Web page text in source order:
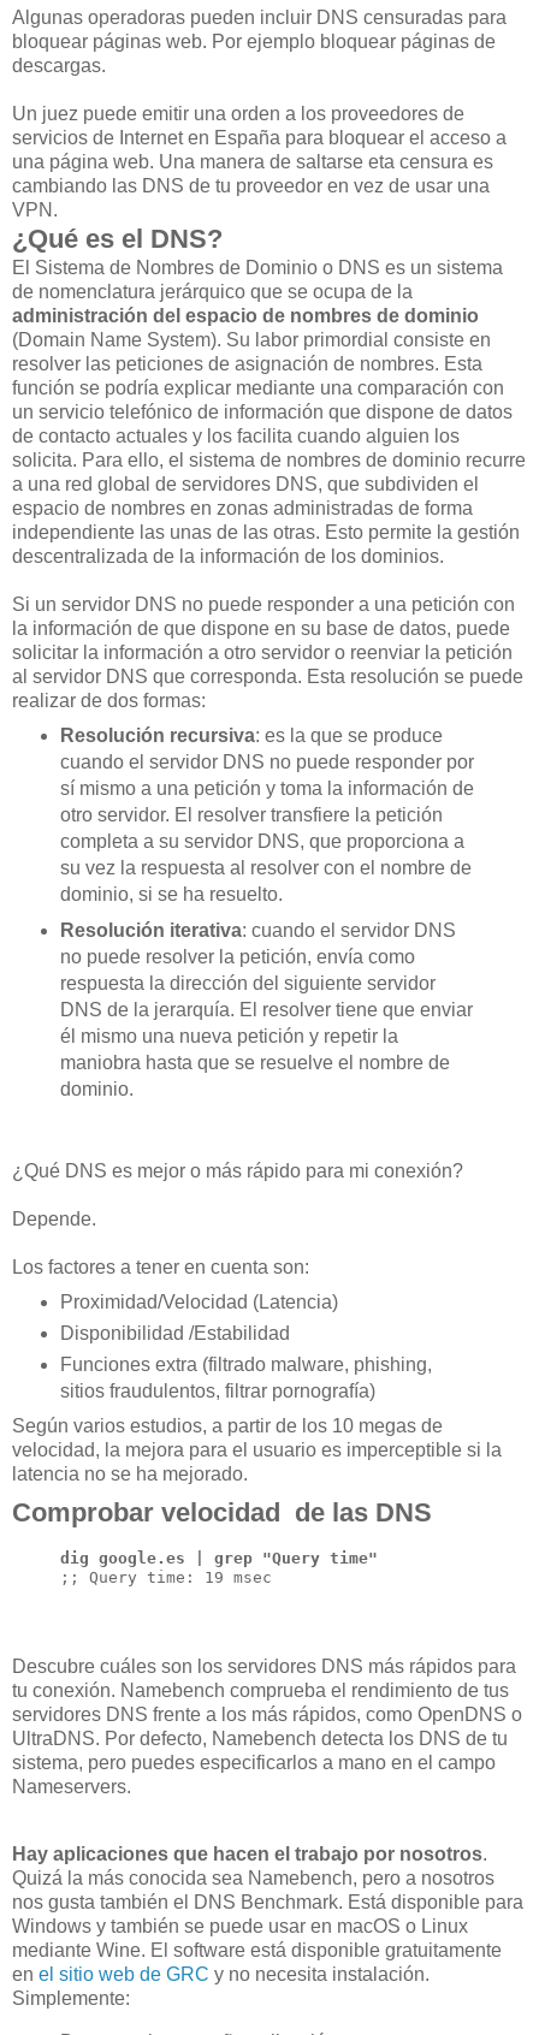
Algunas operadoras pueden incluir DNS censuradas para
bloquear páginas web. Por ejemplo bloquear páginas de
descargas.
Un juez puede emitir una orden a los proveedores de
servicios de Internet en España para bloquear el acceso a
una página web. Una manera de saltarse eta censura es
cambiando las DNS de tu proveedor en vez de usar una
VPN.
¿Qué es el DNS?
El Sistema de Nombres de Dominio o DNS es un sistema
de nomenclatura jerárquico que se ocupa de la
administración del espacio de nombres de dominio
(Domain Name System). Su labor primordial consiste en
resolver las peticiones de asignación de nombres. Esta
función se podría explicar mediante una comparación con
un servicio telefónico de información que dispone de datos
de contacto actuales y los facilita cuando alguien los
solicita. Para ello, el sistema de nombres de dominio recurre
a una red global de servidores DNS, que subdividen el
espacio de nombres en zonas administradas de forma
independiente las unas de las otras. Esto permite la gestión
descentralizada de la información de los dominios.
Si un servidor DNS no puede responder a una petición con
la información de que dispone en su base de datos, puede
solicitar la información a otro servidor o reenviar la petición
al servidor DNS que corresponda. Esta resolución se puede
realizar de dos formas:
Resolución recursiva: es la que se produce
cuando el servidor DNS no puede responder por
sí mismo a una petición y toma la información de
otro servidor. El resolver transfiere la petición
completa a su servidor DNS, que proporciona a
su vez la respuesta al resolver con el nombre de
dominio, si se ha resuelto.
Resolución iterativa: cuando el servidor DNS
no puede resolver la petición, envía como
respuesta la dirección del siguiente servidor
DNS de la jerarquía. El resolver tiene que enviar
él mismo una nueva petición y repetir la
maniobra hasta que se resuelve el nombre de
dominio.
¿Qué DNS es mejor o más rápido para mi conexión?
Depende.
Los factores a tener en cuenta son:
Proximidad/Velocidad (Latencia)
Disponibilidad /Estabilidad
Funciones extra (filtrado malware, phishing,
sitios fraudulentos, filtrar pornografía)
Según varios estudios, a partir de los 10 megas de
velocidad, la mejora para el usuario es imperceptible si la
latencia no se ha mejorado.
Comprobar velocidad de las DNS
dig google.es | grep "Query time"
;; Query time: 19 msec
Descubre cuáles son los servidores DNS más rápidos para
tu conexión. Namebench comprueba el rendimiento de tus
servidores DNS frente a los más rápidos, como OpenDNS o
UltraDNS. Por defecto, Namebench detecta los DNS de tu
sistema, pero puedes especificarlos a mano en el campo
Nameservers.
Hay aplicaciones que hacen el trabajo por nosotros.
Quizá la más conocida sea Namebench, pero a nosotros
nos gusta también el DNS Benchmark. Está disponible para
Windows y también se puede usar en macOS o Linux
mediante Wine. El software está disponible gratuitamente
en el sitio web de GRC y no necesita instalación.
Simplemente: